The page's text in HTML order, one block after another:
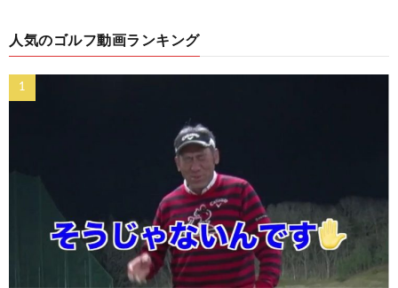
人気のゴルフ動画ランキング